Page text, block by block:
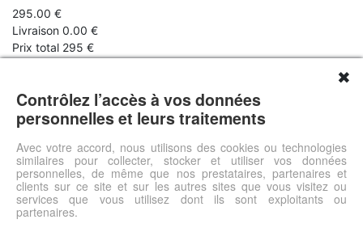
295.00 €
Livraison 0.00 €
Prix total 295 €
Avec ce cadre de toilettes, l'utilisateur peut se relever des WC
sans effort. Une fois réglé selon le poids de l'utilisateur, et grâce
à son vérin pneumatique, il relèvera et assistera la personne
dans 80 % de son effort dès qu'elle commencera à se relever.
Se place au dessus de la cuvette des WC. S'utilise également
de manière indépendante d'un WC grâce à son seau amovible.
Voir l'offre
✖
Contrôlez l’accès à vos données
personnelles et leurs traitements
Avec votre accord, nous utilisons des cookies ou technologies
similaires pour collecter, stocker et utiliser vos données
personnelles, de même que nos prestataires, partenaires et
clients sur ce site et sur les autres sites que vous visitez ou
services que vous utilisez dont ils sont exploitants ou
partenaires.